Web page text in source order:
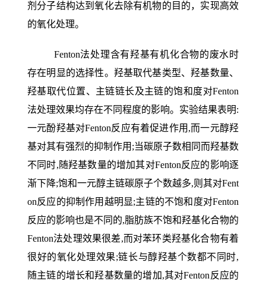
剂分子结构达到氧化去除有机物的目的，实现高效
的氧化处理。
Fenton法处理含有羟基有机化合物的废水时
存在明显的选择性。羟基取代基类型、羟基数量、
羟基取代位置、主链链长及主链的饱和度对Fenton
法处理效果均存在不同程度的影响。实验结果表明:
一元酚羟基对Fenton反应有着促进作用,而一元醇羟
基对其有强烈的抑制作用;当碳原子数相同而羟基数
不同时,随羟基数量的增加其对Fenton反应的影响逐
渐下降;饱和一元醇主链碳原子个数越多,则其对Fent
on反应的抑制作用越明显;主链的不饱和度对Fenton
反应的影响也是不同的,脂肪族不饱和羟基化合物的
Fenton法处理效果很差,而对苯环类羟基化合物有着
很好的氧化处理效果;链长与醇羟基个数都不同时,
随主链的增长和羟基数量的增加,其对Fenton反应的